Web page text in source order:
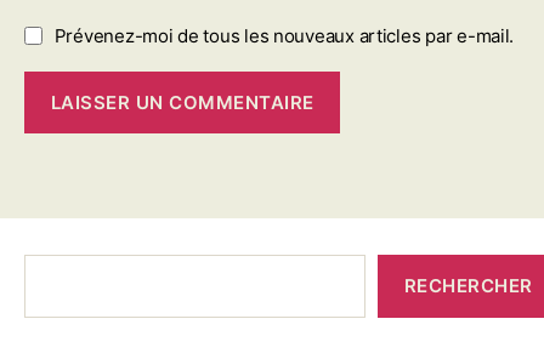
Prévenez-moi de tous les nouveaux articles par e-mail.
avant?
RECHERCHER